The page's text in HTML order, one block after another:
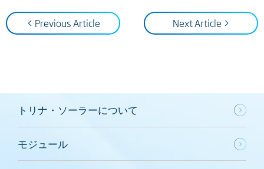
< Previous Article Next Article >
トリナ・ソーラーについて
モジュール